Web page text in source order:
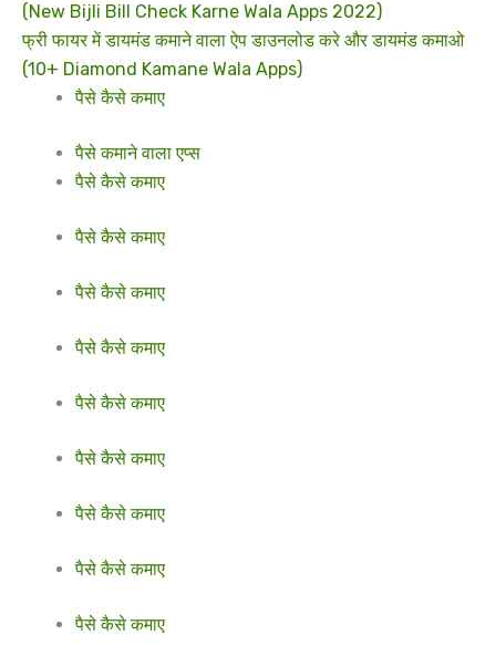
(New Bijli Bill Check Karne Wala Apps 2022)
फ्री फायर में डायमंड कमाने वाला ऐप डाउनलोड करे और डायमंड कमाओ
(10+ Diamond Kamane Wala Apps)
पैसे कैसे कमाए
पैसे कमाने वाला एप्स
पैसे कैसे कमाए
पैसे कैसे कमाए
पैसे कैसे कमाए
पैसे कैसे कमाए
पैसे कैसे कमाए
पैसे कैसे कमाए
पैसे कैसे कमाए
पैसे कैसे कमाए
पैसे कैसे कमाए